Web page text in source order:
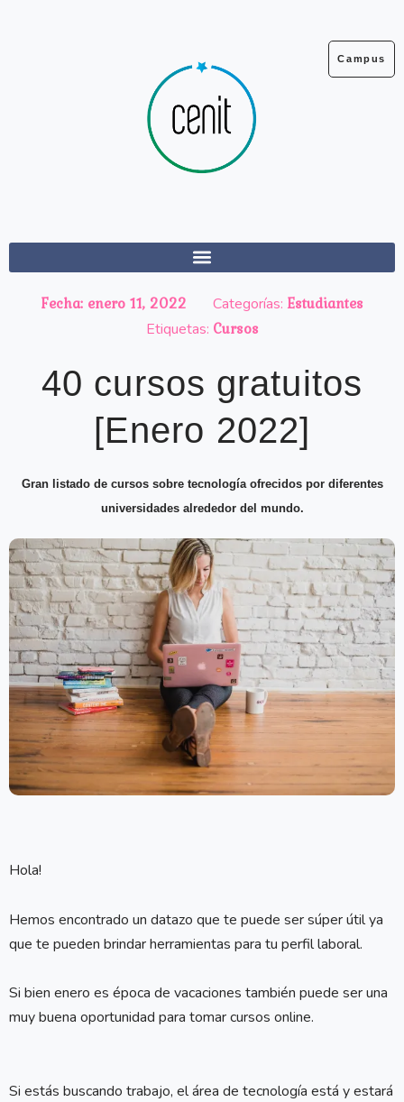
Campus
Fecha: enero 11, 2022 Categorías: Estudiantes
Etiquetas: Cursos
40 cursos gratuitos
[Enero 2022]
Gran listado de cursos sobre tecnología ofrecidos por diferentes
universidades alrededor del mundo.
Hola!
Hemos encontrado un datazo que te puede ser súper útil ya
que te pueden brindar herramientas para tu perfil laboral.
Si bien enero es época de vacaciones también puede ser una
muy buena oportunidad para tomar cursos online.
Si estás buscando trabajo, el área de tecnología está y estará